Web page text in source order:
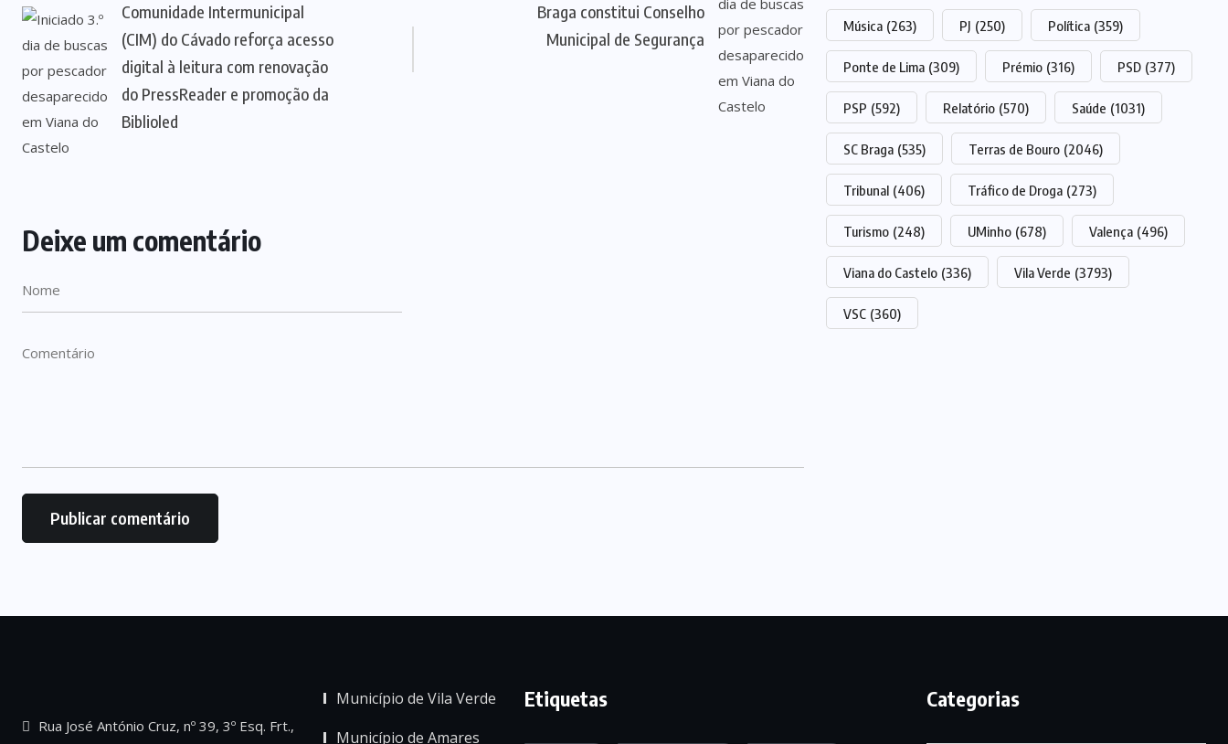
Comunidade Intermunicipal
(CIM) do Cávado reforça acesso
digital à leitura com renovação
do PressReader e promoção da
Biblioled
Braga constitui Conselho
Municipal de Segurança
Deixe um comentário
Música (263) PJ (250) Política (359)
Ponte de Lima (309) Prémio (316) PSD (377)
PSP (592) Relatório (570) Saúde (1031)
SC Braga (535) Terras de Bouro (2046)
Tribunal (406) Tráfico de Droga (273)
Turismo (248) UMinho (678) Valença (496)
Viana do Castelo (336) Vila Verde (3793)
VSC (360)
Rua José António Cruz, nº 39, 3º Esq. Frt.,
Município de Vila Verde
Município de Amares
Etiquetas Categorias